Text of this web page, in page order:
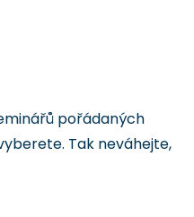
pořádaných
Tak neváhejte,